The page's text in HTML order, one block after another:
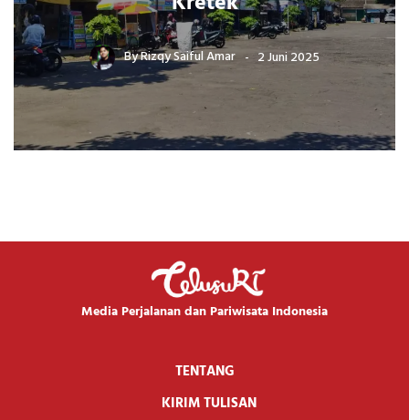
ByRizqy Saiful Amar 2 Juni 2025
Media Perjalanan dan Pariwisata Indonesia
TENTANG
KIRIM TULISAN